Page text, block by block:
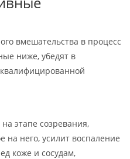
вмешательства в процесс
ниже, убедят в
этапе созревания,
на него, усилит воспаление
коже и сосудам,